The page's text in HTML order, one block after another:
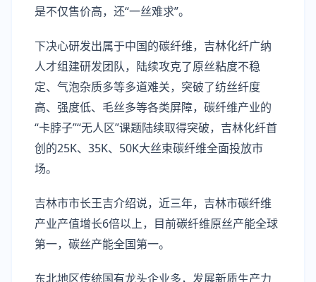
是不仅售价高，还“一丝难求”。
下决心研发出属于中国的碳纤维，吉林化纤广纳
人才组建研发团队，陆续攻克了原丝粘度不稳
定、气泡杂质多等多道难关，突破了纺丝纤度
高、强度低、毛丝多等各类屏障，碳纤维产业的
“卡脖子”“无人区”课题陆续取得突破，吉林化纤首
创的25K、35K、50K大丝束碳纤维全面投放市
场。
吉林市市长王吉介绍说，近三年，吉林市碳纤维
产业产值增长6倍以上，目前碳纤维原丝产能全球
第一，碳丝产能全国第一。
东北地区传统国有龙头企业多，发展新质生产力